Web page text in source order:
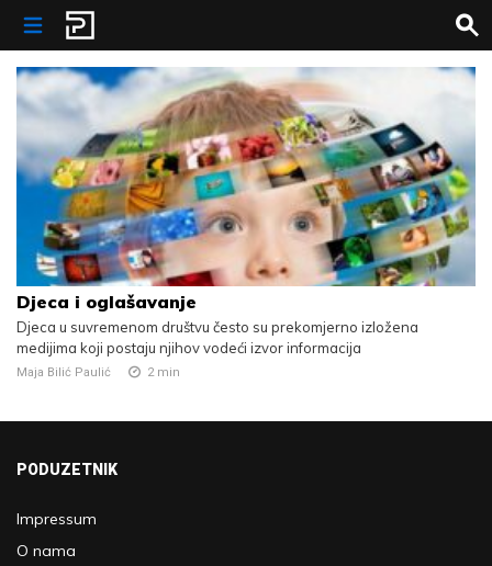
Skip to content
Djeca i oglašavanje
Djeca u suvremenom društvu često su prekomjerno izložena
medijima koji postaju njihov vodeći izvor informacija
Maja Bilić Paulić 2 min
PODUZETNIK
Impressum
O nama